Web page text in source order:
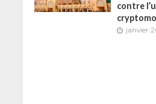
contre
janvier